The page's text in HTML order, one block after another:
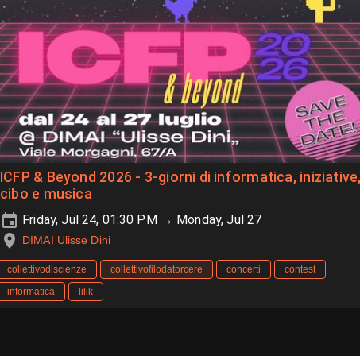
ICFP & Beyond 2026 - 3-giorni di informatica,
cibo e musica
Friday, Jul 24, 01:30 PM → Monday, Jul 27
DIMAI Ulisse Dini
collettivodiscienze collettivofilodatorcere concerti
contest
informatica
lilik